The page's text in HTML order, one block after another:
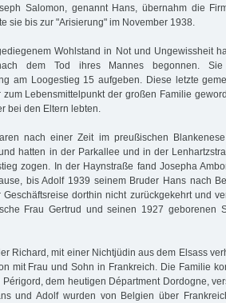
Salomon, genannt Hans, übernahm die
sie bis zur "Arisierung" im November 1938.
Wohlstand in Not und Ungewissheit
dem Tod ihres Mannes begonnen.
am Loogestieg 15 aufgeben. Diese letzte
zum Lebensmittelpunkt der großen Familie
bei den Eltern lebten.
nach einer Zeit im preußischen
hatten in der Parkallee und in der
zogen. In der Haynstraße fand Josepha
bis Adolf 1939 seinem Bruder Hans nach
Geschäftsreise dorthin nicht zurückgekehrt und
Frau Gertrud und seinen 1927 geborenen
Richard, mit einer Nichtjüdin aus dem Elsass
mit Frau und Sohn in Frankreich. Die Familie
dem heutigen Départment Dordogne,
und Adolf wurden von Belgien über